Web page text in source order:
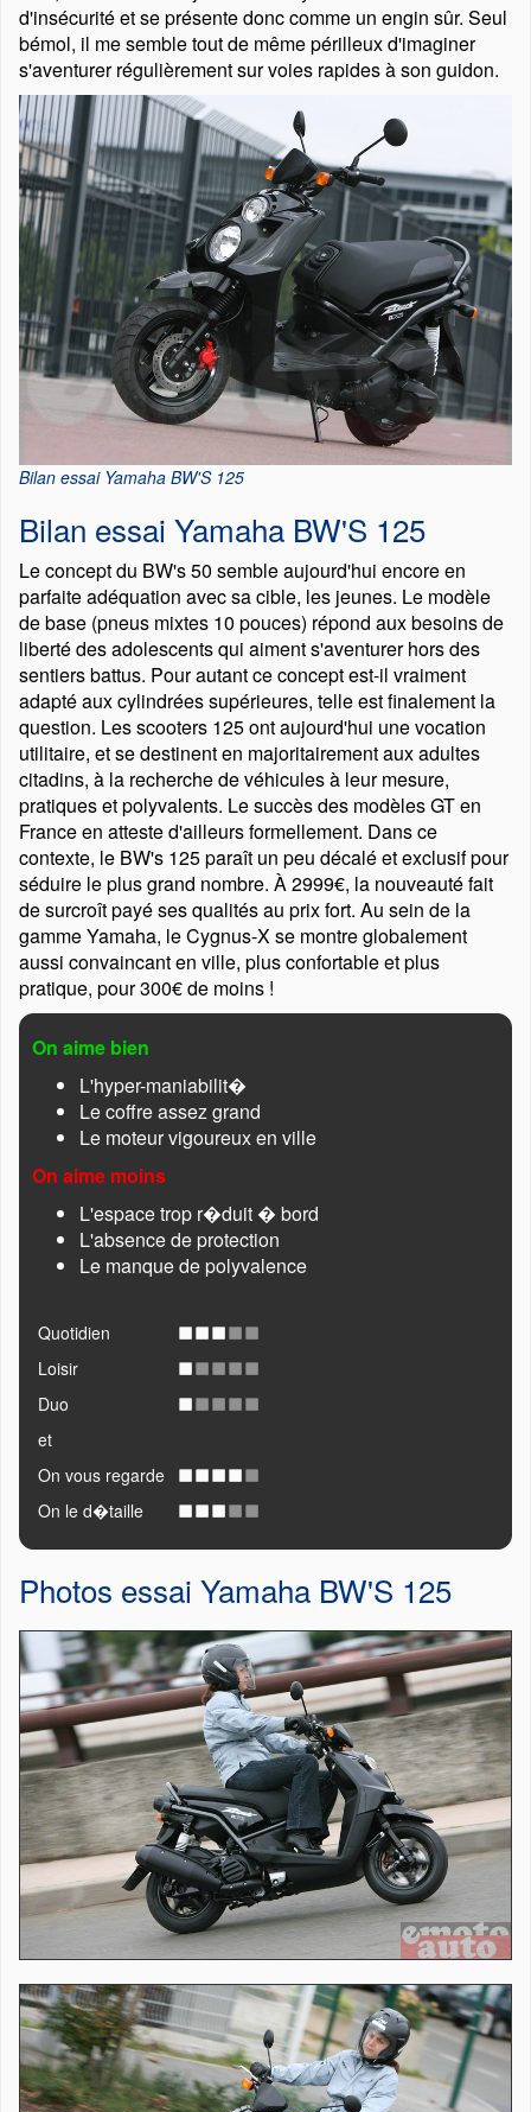
d'insécurité et se présente donc comme un engin sûr. Seul
bémol, il me semble tout de même périlleux d'imaginer
s'aventurer régulièrement sur voies rapides à son guidon.
Bilan essai Yamaha BW'S 125
Bilan essai Yamaha BW'S 125
Le concept du BW's 50 semble aujourd'hui encore en
parfaite adéquation avec sa cible, les jeunes. Le modèle
de base (pneus mixtes 10 pouces) répond aux besoins de
liberté des adolescents qui aiment s'aventurer hors des
sentiers battus. Pour autant ce concept est-il vraiment
adapté aux cylindrées supérieures, telle est finalement la
question. Les scooters 125 ont aujourd'hui une vocation
utilitaire, et se destinent en majoritairement aux adultes
citadins, à la recherche de véhicules à leur mesure,
pratiques et polyvalents. Le succès des modèles GT en
France en atteste d'ailleurs formellement. Dans ce
contexte, le BW's 125 paraît un peu décalé et exclusif pour
séduire le plus grand nombre. À 2999€, la nouveauté fait
de surcroît payé ses qualités au prix fort. Au sein de la
gamme Yamaha, le Cygnus-X se montre globalement
aussi convaincant en ville, plus confortable et plus
pratique, pour 300€ de moins !
On aime bien
L'hyper-maniabilit�
Le coffre assez grand
Le moteur vigoureux en ville
On aime moins
L'espace trop r�duit � bord
L'absence de protection
Le manque de polyvalence
Quotidien
Loisir
Duo
et
On vous regarde
On le d�taille
Photos essai Yamaha BW'S 125